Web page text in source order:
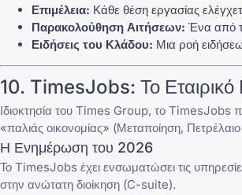
Επιμέλεια: Κάθε θέση εργασίας
Παρακολούθηση Αιτήσεων: Ένα από
Ειδήσεις του Κλάδου: Μια ροή
10. TimesJobs: Το
Ιδιοκτησία του Times Group, το TimesJobs
«παλιάς οικονομίας» (Μεταποίηση,
Η Ενημέρωση του 2026
Το TimesJobs έχει ενσωματώσει τις
στην ανώτατη διοίκηση (C-suite).